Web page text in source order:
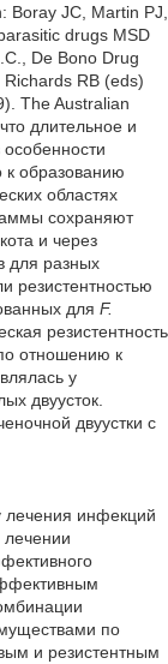
Boray JC, Martin PJ,
drugs MSD
De Bono Drug
Richards RB (eds)
The Australian
длительное и
к образованию
областях
сохраняют
и через
для разных
резистентностью
для F.
резистентность
отношению к
у
двуусток.
двуустки с
лечения инфекций
лечении
по
и резистентным